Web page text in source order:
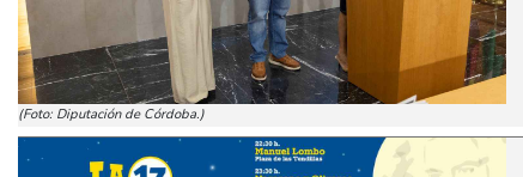
(Foto: Diputación de Córdoba.)